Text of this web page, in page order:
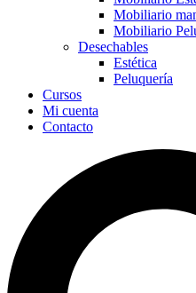
Mobiliario
Mobiliario
Desechables
Estética
Peluquería
Cursos
Mi cuenta
Contacto